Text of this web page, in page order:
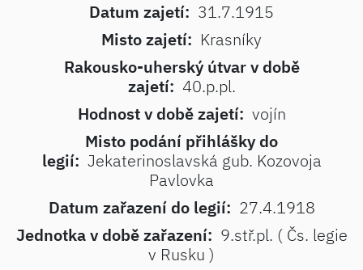
Datum zajetí: 31.7.1915
Misto zajetí: Krasníky
Rakousko-uherský útvar v době
zajetí: 40.p.pl.
Hodnost v době zajetí: vojín
Misto podání přihlášky do
legií: Jekaterinoslavská gub. Kozovoja
Pavlovka
Datum zařazení do legií: 27.4.1918
Jednotka v době zařazení: 9.stř.pl. ( Čs. legie
v Rusku )